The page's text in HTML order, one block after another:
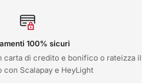
100% sicuri
carta di credito e bonifico o rateizza il
con Scalapay e HeyLight